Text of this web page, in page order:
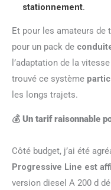
stationnement.
Et pour les amateurs de technologie, il est possible d’opter
pour un pack de
l’adaptation de la
trouvé ce système
les longs trajets.
💰 Un tarif raisonnable
Côté budget, j’ai été
Progressive Line est
version diesel A 200 d